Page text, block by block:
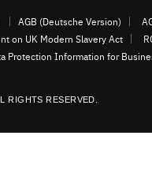
AGB (Deutsche Version)
on UK Modern Slavery Act
Protection Information for
RIGHTS RESERVED.